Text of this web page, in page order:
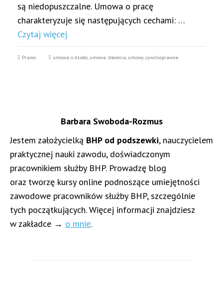
są niedopuszczalne. Umowa o pracę
charakteryzuje się następujących cechami: …
Czytaj więcej
Prawo umowa o dzieło, umowa zlecenia, umowy cywilnoprawne
Barbara Swoboda-Rozmus
Jestem założycielką BHP od podszewki, nauczycielem
praktycznej nauki zawodu, doświadczonym
pracownikiem służby BHP. Prowadzę blog
oraz tworzę kursy online podnoszące umiejętności
zawodowe pracowników służby BHP, szczególnie
tych początkujących. Więcej informacji znajdziesz
w zakładce → o mnie.